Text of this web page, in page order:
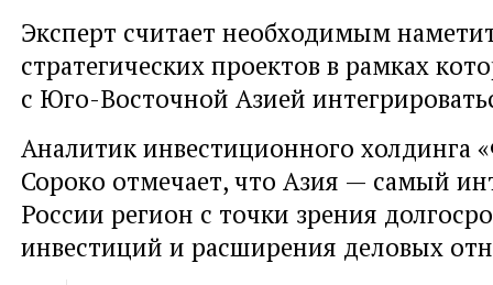
Эксперт считает необходимым
стратегических проектов в рамках
с Юго-Восточной Азией
Аналитик инвестиционного холдинга «
Сороко отмечает, что Азия — самый
России регион с точки зрения
инвестиций и расширения деловых